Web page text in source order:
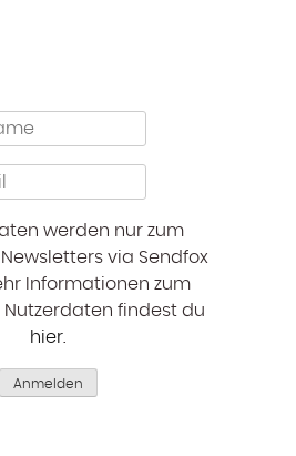
werden nur zum
via Sendfox
Informationen zum
findest du
hier.
Anmelden